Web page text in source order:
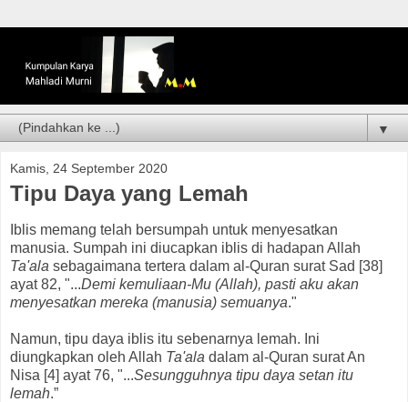
▼
Kamis, 24 September 2020
Tipu Daya yang Lemah
Iblis memang telah bersumpah untuk menyesatkan
manusia. Sumpah ini diucapkan iblis di hadapan Allah
Ta'ala sebagaimana tertera dalam al-Quran surat Sad [38]
ayat 82, "...Demi kemuliaan-Mu (Allah), pasti aku akan
menyesatkan mereka (manusia) semuanya."
Namun, tipu daya iblis itu sebenarnya lemah. Ini
diungkapkan oleh Allah Ta'ala dalam al-Quran surat An
Nisa [4] ayat 76, "...Sesungguhnya tipu daya setan itu
lemah.”